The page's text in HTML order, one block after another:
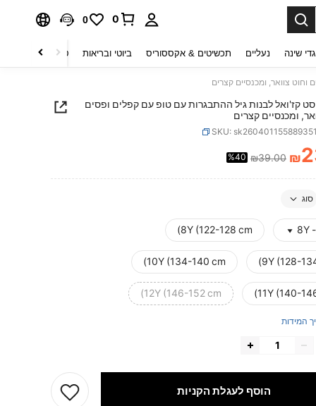
0
0
שינה נעליים תכשיטים & אקססוריס ביוטי ובריאות טקסטיל לבית
SHEIN סט קז'ואל לבנות גיל ההתבגרות עם טופ עם קפלים ופסים
ומכנסיים קצרים
SKU:
PRICE AND ₪
₪39.00
%40
סוג
8Y
8Y (122-128 cm)
9Y (128-
10Y (134-140 cm)
11Y (140-
12Y (146-152 cm)
המידות
הוסף לעגלת הקניות